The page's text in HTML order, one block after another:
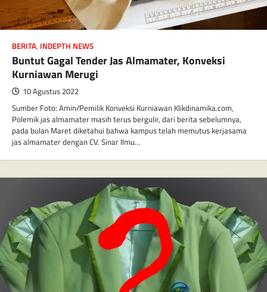
BERITA, INDEPTH NEWS
Buntut Gagal Tender Jas Almamater, Konveksi
Kurniawan Merugi
10 Agustus 2022
Sumber Foto: Amin/Pemilik Konveksi Kurniawan Klikdinamika.com,
Polemik jas almamater masih terus bergulir, dari berita sebelumnya,
pada bulan Maret diketahui bahwa kampus telah memutus kerjasama
jas almamater dengan CV. Sinar Ilmu…